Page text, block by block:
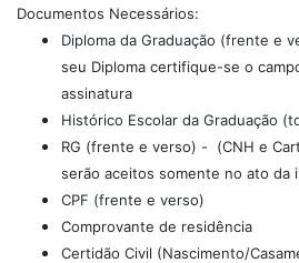
Documentos Necessários:
Diploma da Graduação (frente e
seu Diploma certifique-se o
assinatura
Histórico Escolar da Graduação
RG (frente e verso) - (CNH e
serão aceitos somente no ato da
CPF (frente e verso)
Comprovante de residência
Certidão Civil (Nascimento/